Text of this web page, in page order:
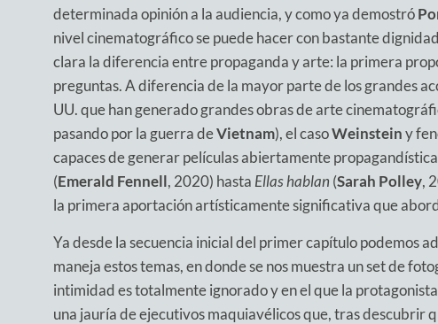
determinada opinión a la audiencia, y como ya demostró
nivel cinematográfico se puede hacer con bastante
clara la diferencia entre propaganda y arte: la primera
preguntas. A diferencia de la mayor parte de los grandes
UU. que han generado grandes obras de arte
pasando por la guerra deVietnam), el casoWeinsteiny
capaces de generar películas abiertamente
(Emerald Fennell, 2020) hasta Ellas hablan (Sarah Polley,
la primera aportación artísticamente significativa que
Ya desde la secuencia inicial del primer capítulo podemos
maneja estos temas, en donde se nos muestra un set de
intimidad es totalmente ignorado y en el que la
una jauría de ejecutivos maquiavélicos que, tras descubrir